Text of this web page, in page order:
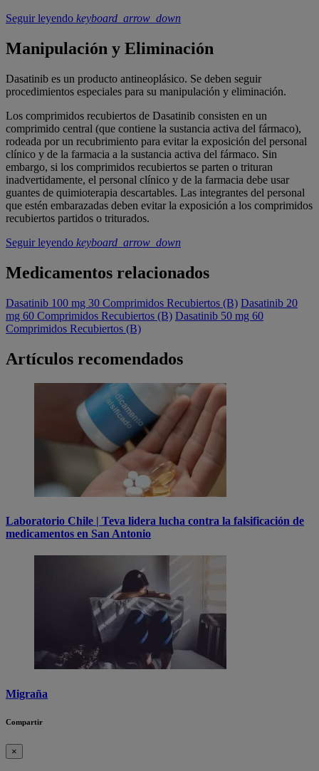
Seguir leyendo keyboard_arrow_down
Manipulación y Eliminación
Dasatinib es un producto antineoplásico. Se deben seguir
procedimientos especiales para su manipulación y eliminación.
Los comprimidos recubiertos de Dasatinib consisten en un
comprimido central (que contiene la sustancia activa del fármaco),
rodeada por un recubrimiento para evitar la exposición del personal
clínico y de la farmacia a la sustancia activa del fármaco. Sin
embargo, si los comprimidos recubiertos se parten o trituran
inadvertidamente, el personal clínico y de la farmacia debe usar
guantes de quimioterapia descartables. Las integrantes del personal
que estén embarazadas deben evitar la exposición a los comprimidos
recubiertos partidos o triturados.
Seguir leyendo keyboard_arrow_down
Medicamentos relacionados
Dasatinib 100 mg 30 Comprimidos Recubiertos (B) Dasatinib 20
mg 60 Comprimidos Recubiertos (B) Dasatinib 50 mg 60
Comprimidos Recubiertos (B)
Artículos recomendados
Laboratorio Chile | Teva lidera lucha contra la falsificación de
medicamentos en San Antonio
Migraña
Compartir
×